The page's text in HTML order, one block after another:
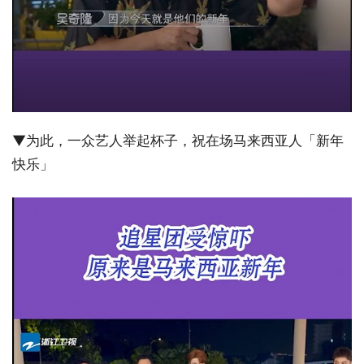
▼为此，一众艺人举起杯子，祝在场马来西亚人「新年
快乐」